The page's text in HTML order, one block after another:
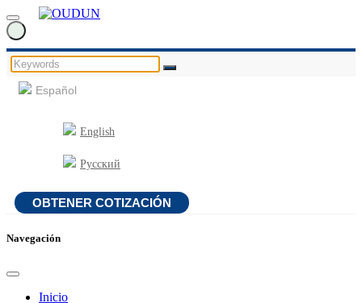
Español
English
Русский
OBTENER COTIZACIÓN
Navegación
Inicio